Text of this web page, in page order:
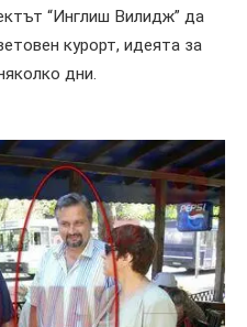
“Инглиш Вилидж” да
курорт, идеята за
дни.